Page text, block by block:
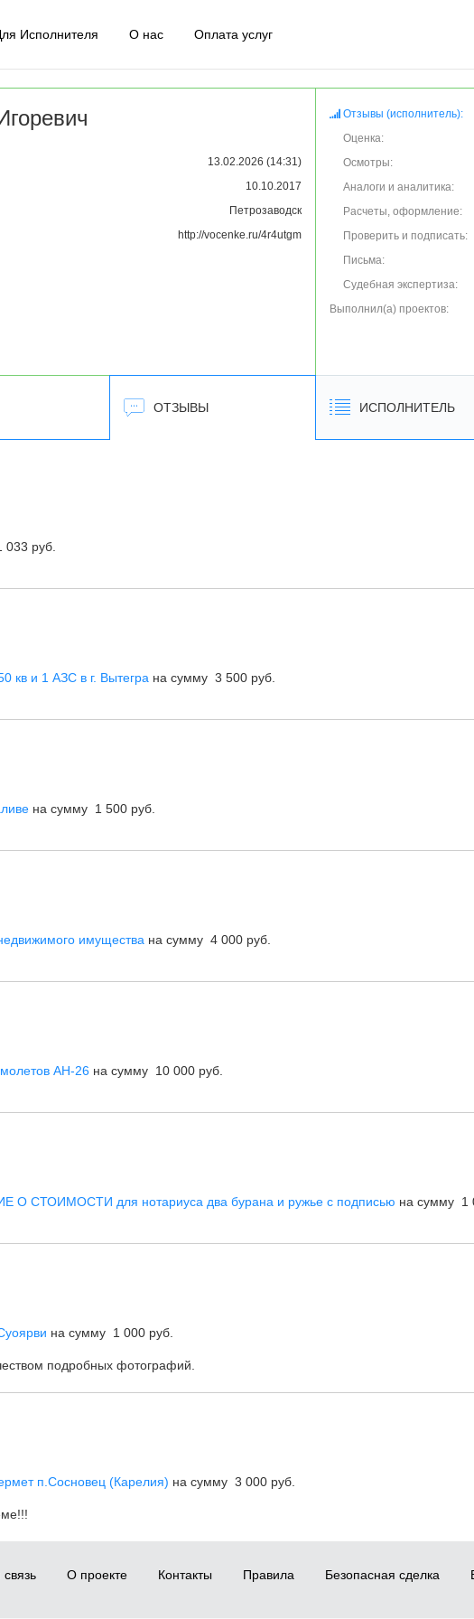
Исполнителя О нас Оплата услуг
13.02.2026 (14:31)
10.10.2017
Петрозаводск
http://vocenke.ru/4r4utgm
Отзывы (исполнитель):
Оценка:
Осмотры:
Аналоги и аналитика:
Расчеты, оформление:
Проверить и подписать:
Письма:
Судебная экспертиза:
Выполнил(а) проектов:
ОТЗЫВЫ ИСПОЛНИТЕЛЬ
руб.
кв и 1 АЗС в г. Вытегра на сумму 3 500 руб.
на сумму 1 500 руб.
имущества на сумму 4 000 руб.
АН-26 на сумму 10 000 руб.
О СТОИМОСТИ для нотариуса два бурана и ружье с подписью на сумму 1
на сумму 1 000 руб.
подробных фотографий.
п.Сосновец (Карелия) на сумму 3 000 руб.
О проекте Контакты Правила Безопасная сделка